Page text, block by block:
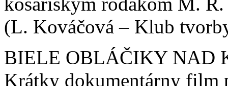
(L. Kováčová – Klub
BIELE OBLÁČIKY NAD
Krátky dokumentárny film